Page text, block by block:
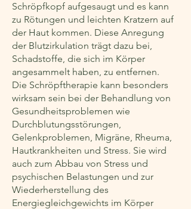
Schröpfkopf aufgesaugt und es kann
zu Rötungen und leichten Kratzern auf
der Haut kommen. Diese Anregung
der Blutzirkulation trägt dazu bei,
Schadstoffe, die sich im Körper
angesammelt haben, zu entfernen.
Die Schröpftherapie kann besonders
wirksam sein bei der Behandlung von
Gesundheitsproblemen wie
Durchblutungsstörungen,
Gelenkproblemen, Migräne, Rheuma,
Hautkrankheiten und Stress. Sie wird
auch zum Abbau von Stress und
psychischen Belastungen und zur
Wiederherstellung des
Energiegleichgewichts im Körper